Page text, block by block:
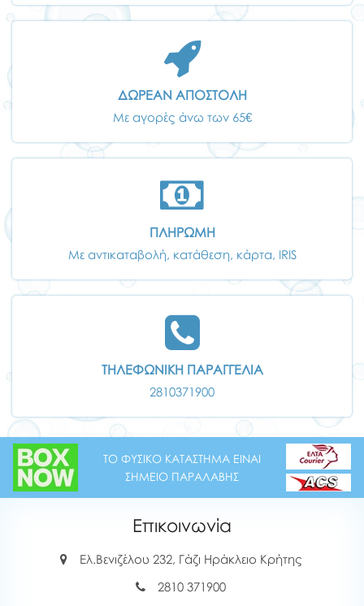
ΔΩΡΕΑΝ ΑΠΟΣΤΟΛΗ
Με αγορές άνω των 65€
ΠΛΗΡΩΜΗ
Με αντικαταβολή, κατάθεση, κάρτα, IRIS
ΤΗΛΕΦΩΝΙΚΗ ΠΑΡΑΓΓΕΛΙΑ
2810371900
ΤΟ ΦΥΣΙΚΟ ΚΑΤΑΣΤΗΜΑ ΕΙΝΑΙ
ΣΗΜΕΙΟ ΠΑΡΑΛΑΒΗΣ
Επικοινωνία
Ελ.Βενιζέλου 232, Γάζι Ηράκλειο Κρήτης
2810 371900